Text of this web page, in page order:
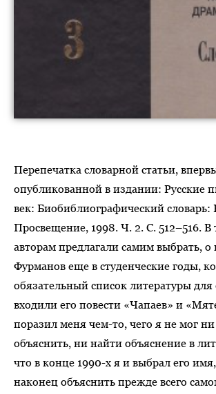
Перепечатка словарной статьи,
опубликованной в издании: Русские
век: Биобиблиографический словарь:
Просвещение, 1998. Ч. 2. С. 512–516. В
авторам предлагали самим выбрать, о
Фурманов еще в студенческие годы,
обязательный список литературы
входили его повести «Чапаев» и
поразил меня чем-то, чего я не мог ни
объяснить, ни найти объяснение в
что в конце 1990-х я и выбрал его
наконец объяснить прежде всего